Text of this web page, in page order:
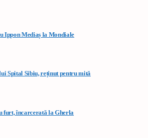
Ippon Mediaș la Mondiale
Spital Sibiu, reținut pentru mită
furt, încarcerată la Gherla